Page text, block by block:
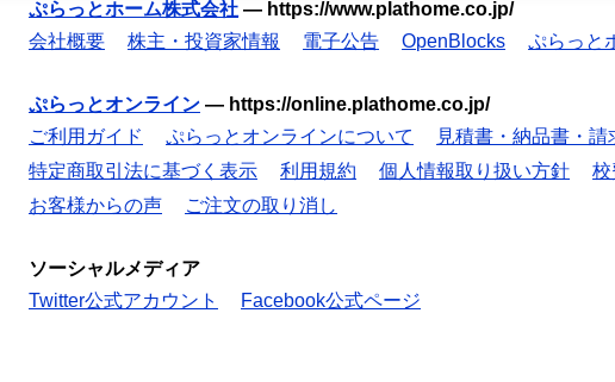
ぷらっとホーム株式会社 — https://www.plathome.co.jp/
会社概要
株主・投資家情報 電子公告 OpenBlocks ぷらっと
ぷらっとオンライン — https://online.plathome.co.jp/
ご利用ガイド
ぷらっとオンラインについて 見積書・納品書・
特定商取引法に基づく表示
利用規約 個人情報取り扱い方針 校
お客様からの声
ご注文の取り消し
ソーシャルメディア
Twitter公式アカウント
Facebook公式ページ